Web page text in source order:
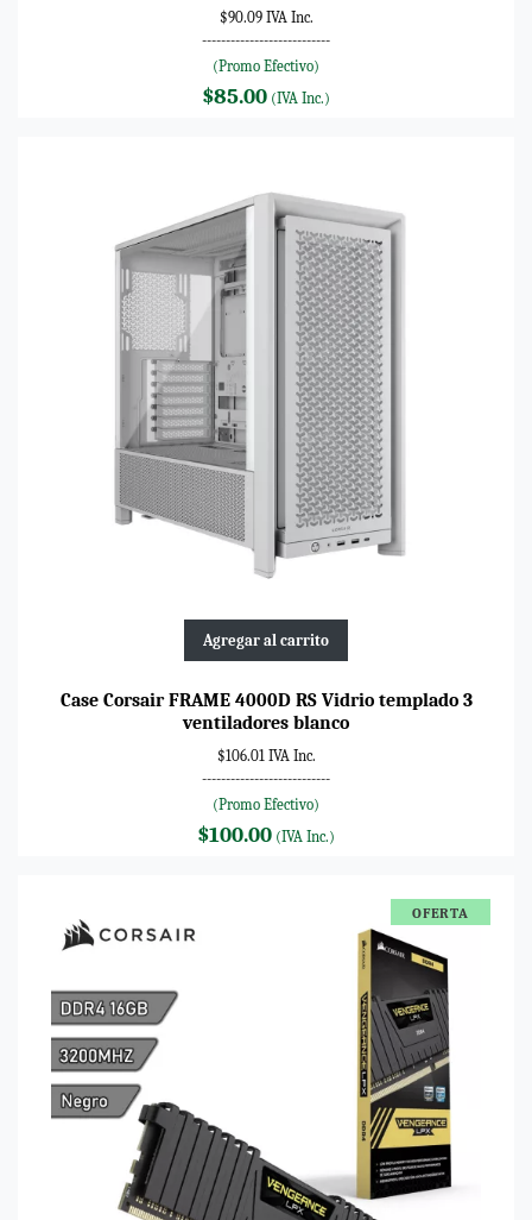
$90.09 IVA Inc.
---------------------------
(Promo Efectivo)
$85.00 (IVA Inc.)
Agregar al carrito
Case Corsair FRAME 4000D RS Vidrio templado 3
ventiladores blanco
$106.01 IVA Inc.
---------------------------
(Promo Efectivo)
$100.00 (IVA Inc.)
OFERTA